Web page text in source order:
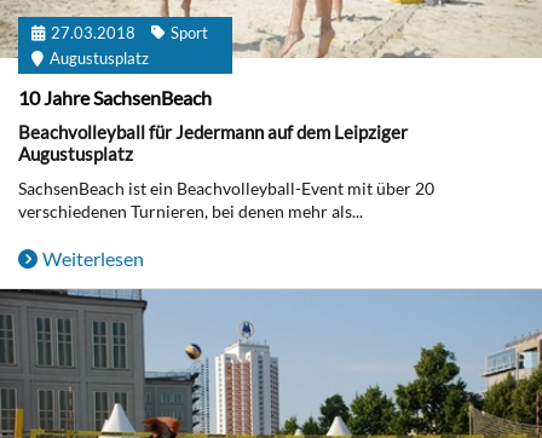
27.03.2018
Sport
Augustusplatz
10 Jahre SachsenBeach
Beachvolleyball für Jedermann auf dem Leipziger
Augustusplatz
SachsenBeach ist ein Beachvolleyball-Event mit über 20
verschiedenen Turnieren, bei denen mehr als...
Weiterlesen